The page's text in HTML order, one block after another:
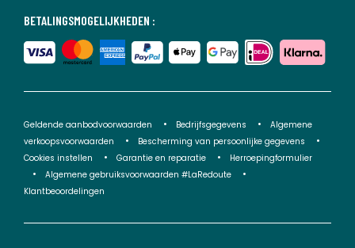
BETALINGSMOGELIJKHEDEN :
Geldende aanbodvoorwaarden Bedrijfsgegevens
Algemene
verkoopsvoorwaarden
Bescherming van persoonlijke gegevens
Cookies instellen
Garantie en reparatie
Herroepingformulier
Algemene gebruiksvoorwaarden #LaRedoute
Klantbeoordelingen